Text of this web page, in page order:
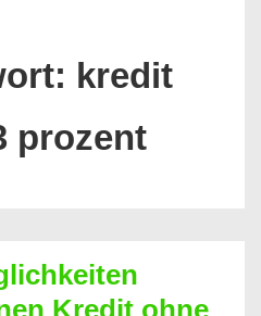
kredit
prozent
Kredit ohne